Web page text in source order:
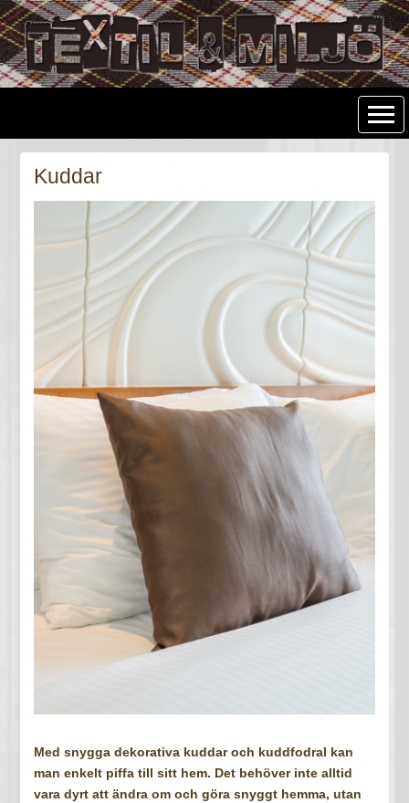
Kuddar
Med snygga dekorativa kuddar och kuddfodral kan
man enkelt piffa till sitt hem. Det behöver inte alltid
vara dyrt att ändra om och göra snyggt hemma, utan